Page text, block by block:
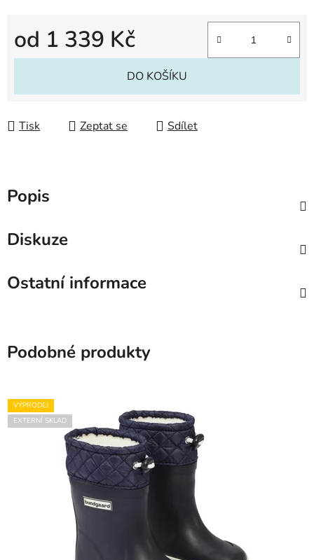
od 1 339 Kč
Měrná cena:
DO KOŠÍKU
Tisk Zeptat se Sdílet
Popis
Diskuze
Ostatní informace
Podobné produkty
VÝPRODEJ
EXTERNÍ SKLAD